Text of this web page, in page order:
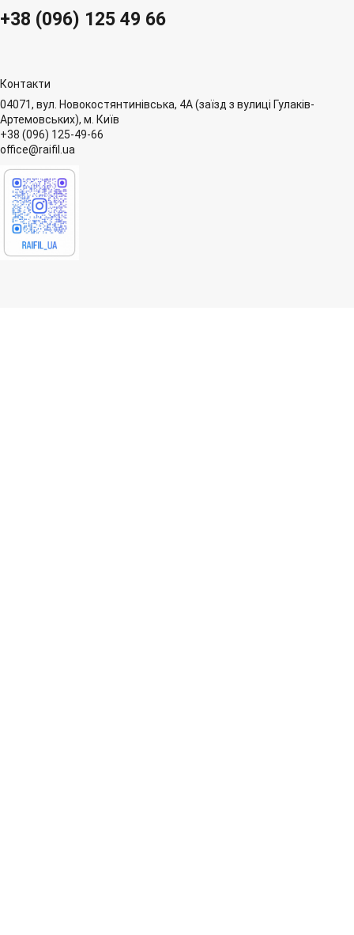
+38 (096) 125 49 66
Контакти
04071, вул. Новокостянтинівська, 4А (заїзд з вулиці Гулаків-
Артемовських), м. Київ
+38 (096) 125-49-66
office@raifil.ua